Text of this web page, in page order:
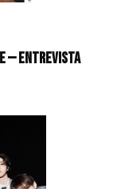
— Entrevista